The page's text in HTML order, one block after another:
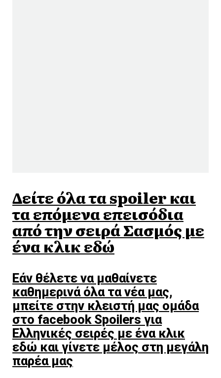
Δείτε όλα τα spoiler και
τα επόμενα επεισόδια
από την σειρά Σασμός με
ένα κλικ εδώ
Εάν θέλετε να μαθαίνετε
καθημερινά όλα τα νέα μας,
μπείτε στην κλειστή μας ομάδα
στο facebook Spoilers για
Ελληνικές σειρές με ένα κλικ
εδώ και γίνετε μέλος στη μεγάλη
παρέα μας